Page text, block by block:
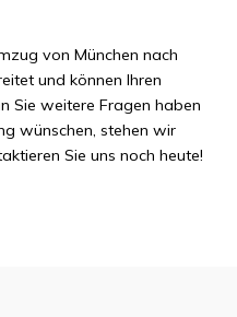
von München nach
und können Ihren
Sie weitere Fragen haben
wünschen, stehen wir
Sie uns noch heute!